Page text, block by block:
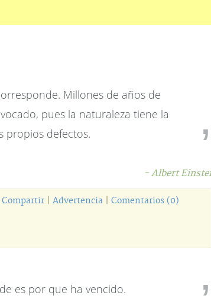
Millones de años de
pues la naturaleza tiene la
propios defectos.
- Albert
Compartir Advertencia Comentarios (0)
es por que ha vencido.